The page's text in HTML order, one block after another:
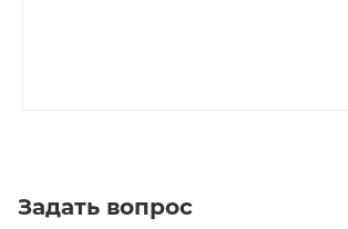
Задать вопрос